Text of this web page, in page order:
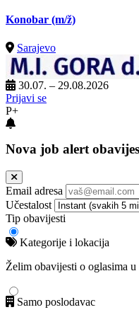
Konobar (m/ž)
Sarajevo
30.07. – 29.08.2026
Prijavi se
P+
Nova job alert
Email adresa
Učestalost
Tip obavijesti
Kategorije i lokacija
Želim obavijesti o oglasima
Samo poslodavac